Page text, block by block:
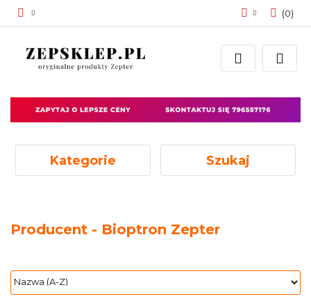
Zaloguj się
Zarejestruj się
Zgody cookies
(0)
Kategorie Szukaj
Producent - Bioptron Zepter